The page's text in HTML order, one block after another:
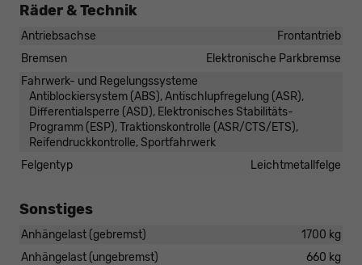
Räder & Technik
Antriebsachse
Frontantrieb
Bremsen
Elektronische Parkbremse
Fahrwerk- und Regelungssysteme
Antiblockiersystem (ABS), Antischlupfregelung (ASR),
Differentialsperre (ASD), Elektronisches Stabilitäts-
Programm (ESP), Traktionskontrolle (ASR/CTS/ETS),
Reifendruckkontrolle, Sportfahrwerk
Felgentyp
Leichtmetallfelge
Sonstiges
Anhängelast (gebremst)
1700 kg
Anhängelast (ungebremst)
660 kg